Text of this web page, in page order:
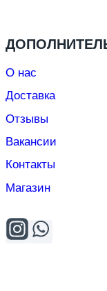
О нас
Доставка
Отзывы
Вакансии
Контакты
Магазин